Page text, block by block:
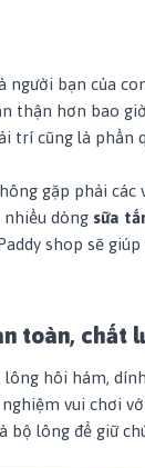
người bạn của
thận hơn bao
trí cũng là phần
gặp phải các
dòng sữa
shop sẽ
toàn, chất
hôi hám,
vui chơi
bộ lông để giữ